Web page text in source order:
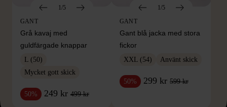
1/5
GANT
Grå kavaj med
guldfärgade knappar
L (50)
Mycket gott skick
50% 249 kr 499 kr
1/5
GANT
Gant blå jacka med stora
fickor
XXL (54) Använt skick
50% 299 kr 599 kr